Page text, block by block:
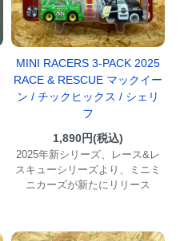
MINI RACERS 3-PACK 2025
RACE & RESCUE マックイー
ン / チックヒックス / シェリ
フ
1,890円(税込)
2025年新シリーズ、レース&レ
スキューシリーズより、ミニミ
ニカーズが新たにリリース